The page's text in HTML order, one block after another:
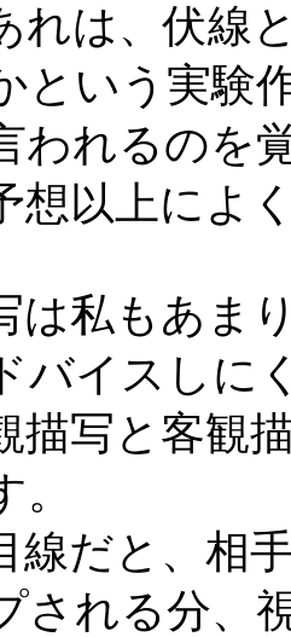
れは、伏線
という実験
われるのを
想以上によ
は私もあま
バイスしに
描写と客観
線だと、相
される分、